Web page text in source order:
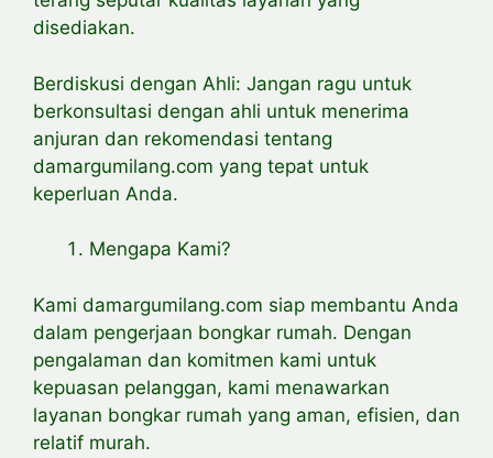
disediakan.
Berdiskusi dengan Ahli: Jangan ragu untuk
berkonsultasi dengan ahli untuk menerima
anjuran dan rekomendasi tentang
damargumilang.com yang tepat untuk
keperluan Anda.
Mengapa Kami?
Kami damargumilang.com siap membantu Anda
dalam pengerjaan bongkar rumah. Dengan
pengalaman dan komitmen kami untuk
kepuasan pelanggan, kami menawarkan
layanan bongkar rumah yang aman, efisien, dan
relatif murah.